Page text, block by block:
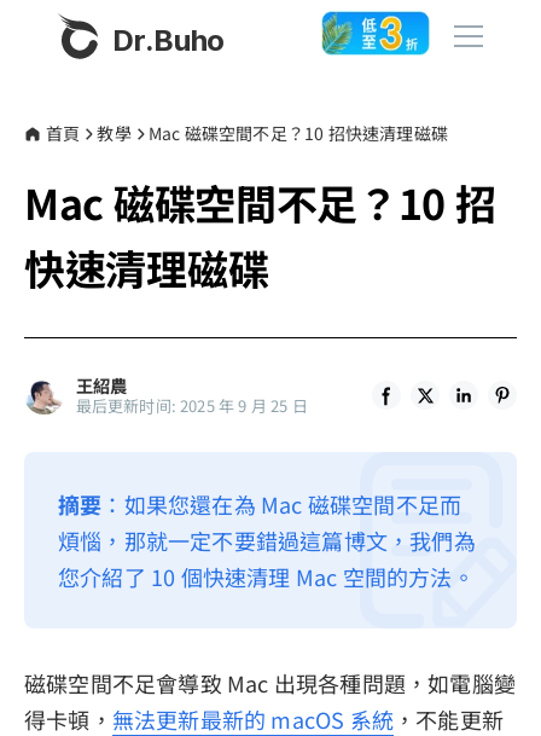
Dr.Buho
產品
BuhoCleaner
BuhoUnlocker
BuhoRepair
BuhoNTFS
商店
關於我們
聯絡我們
隱私權政策
首頁 教學 Mac 磁碟空間不足？10 招快速清理磁碟
Mac 磁碟空間不足？10 招
快速清理磁碟
王紹農
最后更新时间: 2025 年 9 月 25 日
摘要 ：如果您還在為 Mac 磁碟空間不足而
煩惱，那就一定不要錯過這篇博文，我們為
您介紹了 10 個快速清理 Mac 空間的方法。
磁碟空間不足會導致 Mac 出現各種問題，如電腦變
得卡頓， 無法更新最新的 macOS 系統 ，不能更新